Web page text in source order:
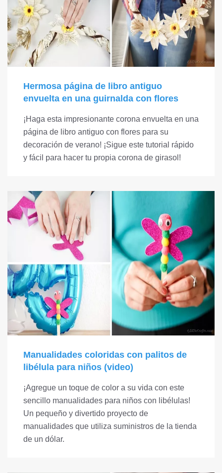
Hermosa página de libro antiguo
envuelta en una guirnalda con flores
¡Haga esta impresionante corona envuelta en una
página de libro antiguo con flores para su
decoración de verano! ¡Sigue este tutorial rápido
y fácil para hacer tu propia corona de girasol!
Manualidades coloridas con palitos de
libélula para niños (video)
¡Agregue un toque de color a su vida con este
sencillo manualidades para niños con libélulas!
Un pequeño y divertido proyecto de
manualidades que utiliza suministros de la tienda
de un dólar.